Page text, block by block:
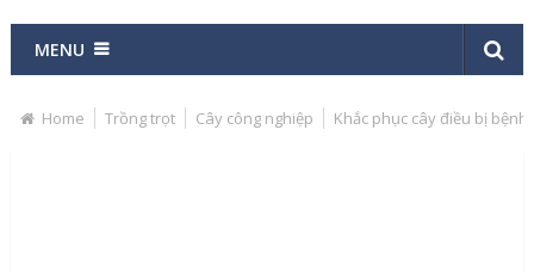
MENU
Home Trồng trọt Cây công nghiệp Khắc phục cây điều bị